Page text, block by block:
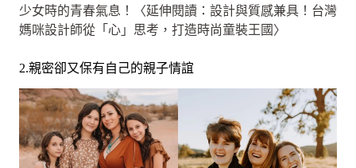
少女時的青春氣息！〈延伸閱讀：設計與質感兼具！台灣
媽咪設計師從「心」思考，打造時尚童裝王國〉
2.親密卻又保有自己的親子情誼